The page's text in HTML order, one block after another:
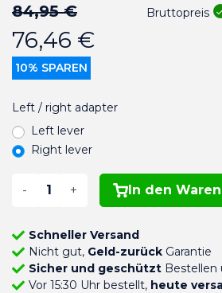
84,95 €
76,46 €
10% SPAREN
Bruttopreis
Left / right adapter
Left lever
Right lever
- + In den
Schneller Versand
Nicht gut, Geld-zurückGarantie
Sicher und geschütztBestellen
Vor 15:30 Uhr bestellt, heute